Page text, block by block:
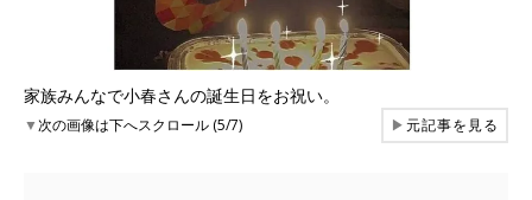
家族みんなで小春さんの誕生日をお祝い。
▼次の画像は下へスクロール (5/7) ▶元記事を見る